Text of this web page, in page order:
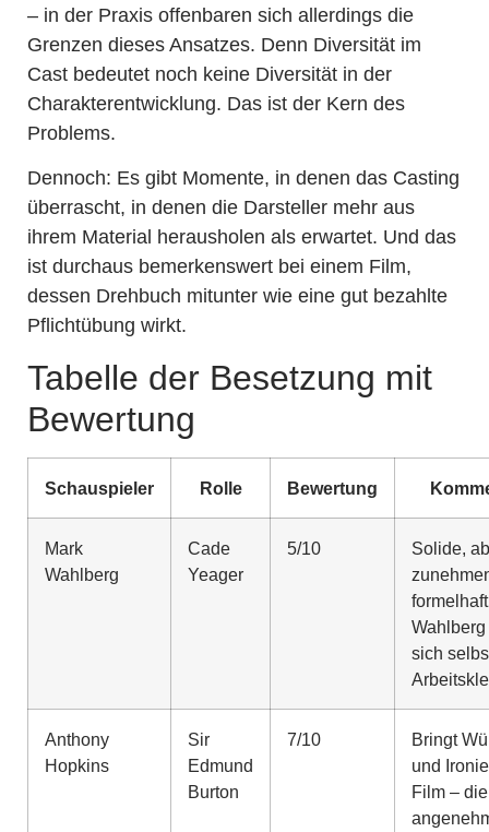
– in der Praxis offenbaren sich allerdings die
Grenzen dieses Ansatzes. Denn Diversität im
Cast bedeutet noch keine Diversität in der
Charakterentwicklung. Das ist der Kern des
Problems.
Dennoch: Es gibt Momente, in denen das Casting
überrascht, in denen die Darsteller mehr aus
ihrem Material herausholen als erwartet. Und das
ist durchaus bemerkenswert bei einem Film,
dessen Drehbuch mitunter wie eine gut bezahlte
Pflichtübung wirkt.
Tabelle der Besetzung mit
Bewertung
Schauspieler Rolle Bewertung
Mark
Wahlberg
Cade
Yeager
5/10
Solide,
sich
Anthony
Hopkins
Sir
Edmund
Burton
7/10
Bringt
und
Film – die